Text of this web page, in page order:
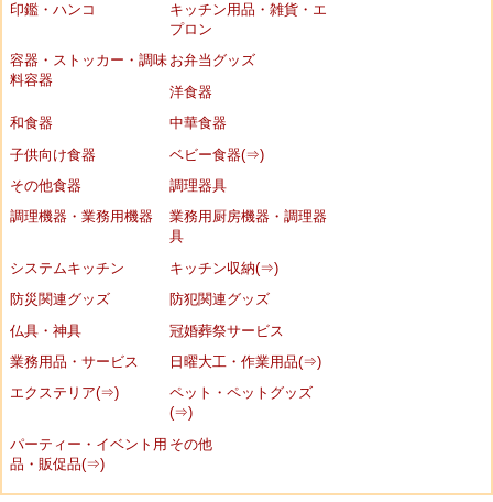
印鑑・ハンコ
キッチン用品・雑貨・エ
プロン
容器・ストッカー・調味
料容器
お弁当グッズ
洋食器
和食器
中華食器
子供向け食器
ベビー食器(⇒)
その他食器
調理器具
調理機器・業務用機器
業務用厨房機器・調理器
具
システムキッチン
キッチン収納(⇒)
防災関連グッズ
防犯関連グッズ
仏具・神具
冠婚葬祭サービス
業務用品・サービス
日曜大工・作業用品(⇒)
エクステリア(⇒)
ペット・ペットグッズ
(⇒)
パーティー・イベント用
品・販促品(⇒)
その他